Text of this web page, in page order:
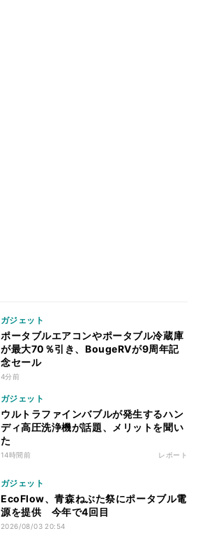
ガジェット
ポータブルエアコンやポータブル冷蔵庫
が最大70％引き、BougeRVが9周年記
念セール
4分前
ガジェット
ウルトラファインバブルが発生するハン
ディ高圧洗浄機が話題、メリットを聞い
た
14時間前 レポート
ガジェット
EcoFlow、青森ねぶた祭にポータブル電
源を提供 今年で4回目
2026/08/03 20:54